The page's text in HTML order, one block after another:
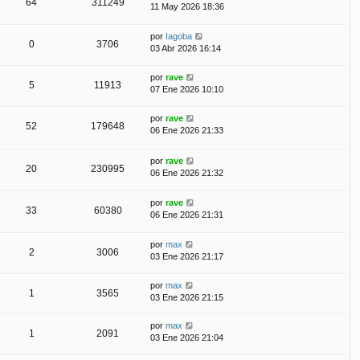
64 311249
11 May 2026 18:36
0 3706
por Iagoba
03 Abr 2026 16:14
5 11913
por rave
07 Ene 2026 10:10
52 179648
por rave
06 Ene 2026 21:33
20 230995
por rave
06 Ene 2026 21:32
33 60380
por rave
06 Ene 2026 21:31
2 3006
por max
03 Ene 2026 21:17
1 3565
por max
03 Ene 2026 21:15
1 2091
por max
03 Ene 2026 21:04